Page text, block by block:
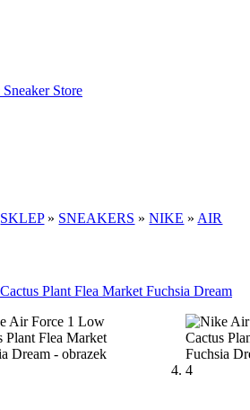
SKLEP» SNEAKERS »NIKE » AIR